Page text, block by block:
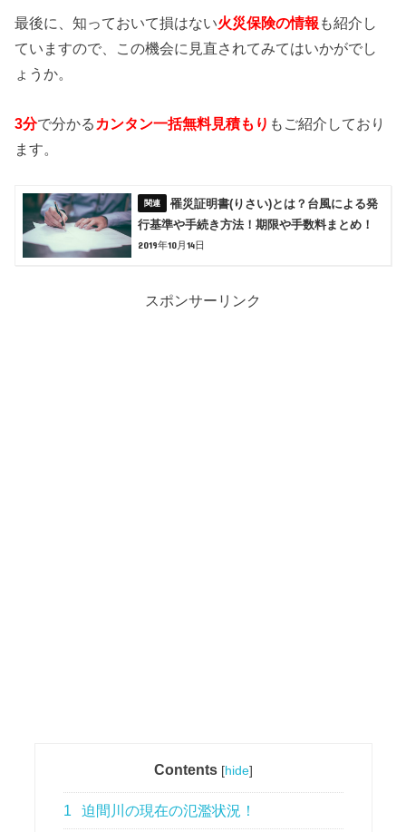
最後に、知っておいて損はない火災保険の情報 も紹介し
ていますので、この機会に見直されてみてはいかがでし
ょうか。
3分で分かる カンタン一括無料見積もり もご紹介しており
ます。
罹災証明書(りさい)とは？台風による発
行基準や手続き方法！期限や手数料まとめ！
2019年10月14日
スポンサーリンク
Contents [hide]
1 迫間川の現在の氾濫状況！